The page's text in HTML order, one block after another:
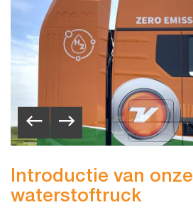
Introductie van onze
waterstoftruck